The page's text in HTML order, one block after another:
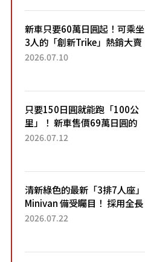
新車只要60萬日圓起！可乘坐
3人的「創新Trike」熱銷大賣
成為人氣車款！「養車成本真
2026.07.10
只要150日圓就能跑「100公
里」！ 新車售價69萬日圓的
「3人座」Trike大受歡迎！ 順
2026.07.12
清新綠色的最新「3排7人座」
Minivan 備受矚目！ 採用全長
4.7公尺剛剛好的車身尺寸與
2026.07.22